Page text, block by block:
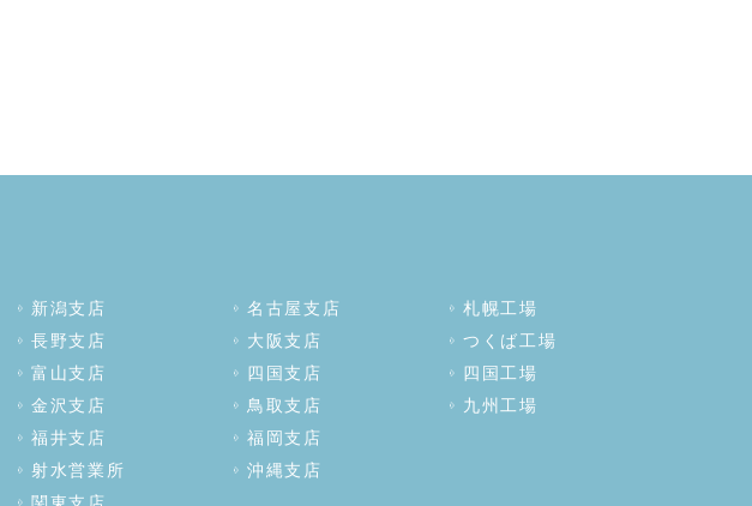
新潟支店
長野支店
富山支店
金沢支店
福井支店
射水営業所
名古屋支店
大阪支店
四国支店
鳥取支店
福岡支店
沖縄支店
札幌工場
つくば工場
四国工場
九州工場